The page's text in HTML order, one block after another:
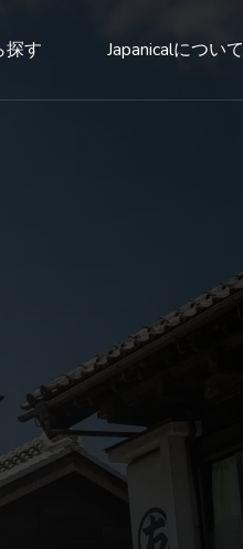
探す Japanicalについて